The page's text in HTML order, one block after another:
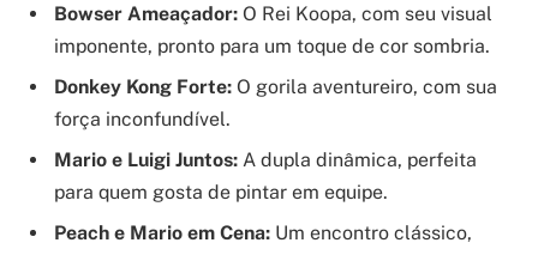
Bowser Ameaçador: O Rei Koopa, com seu visual
imponente, pronto para um toque de cor sombria.
Donkey Kong Forte: O gorila aventureiro, com sua
força inconfundível.
Mario e Luigi Juntos: A dupla dinâmica, perfeita
para quem gosta de pintar em equipe.
Peach e Mario em Cena: Um encontro clássico,